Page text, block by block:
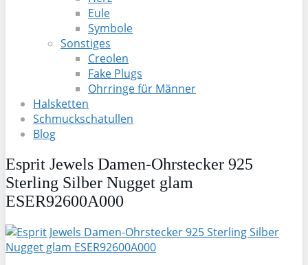
Eule
Symbole
Sonstiges
Creolen
Fake Plugs
Ohrringe für Männer
Halsketten
Schmuckschatullen
Blog
Esprit Jewels Damen-Ohrstecker 925
Sterling Silber Nugget glam
ESER92600A000